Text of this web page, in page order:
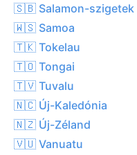
🇸🇧 Salamon-szigetek
🇼🇸 Samoa
🇹🇰 Tokelau
🇹🇴 Tongai
🇹🇻 Tuvalu
🇳🇨 Új-Kaledónia
🇳🇿 Új-Zéland
🇻🇺 Vanuatu